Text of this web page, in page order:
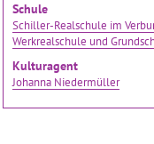
Schule
Schiller-Realschule im
Werkrealschule und
Kulturagent
Johanna Niedermüller
Künstlerduo -
Tanzworkshop
01.02.2017–28.02.2017